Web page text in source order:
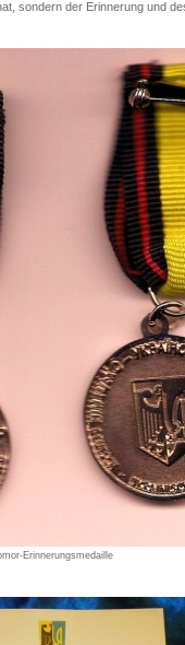
sondern der Erinnerung und
Erinnerungsmedaille